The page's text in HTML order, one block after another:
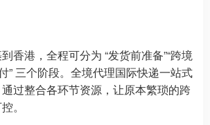
香港，全程可分为 “发货前准备”“跨境
” 三个阶段。全境代理国际快递一站式
过整合各环节资源，让原本繁琐的跨
。